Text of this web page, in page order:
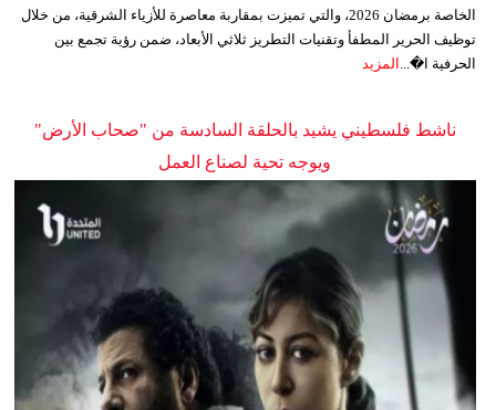
الخاصة برمضان 2026، والتي تميزت بمقاربة معاصرة للأزياء الشرقية، من خلال
توظيف الحرير المطفأ وتقنيات التطريز ثلاثي الأبعاد، ضمن رؤية تجمع بين
الحرفية ا�... المزيد
ناشط فلسطيني يشيد بالحلقة السادسة من "صحاب الأرض"
ويوجه تحية لصناع العمل